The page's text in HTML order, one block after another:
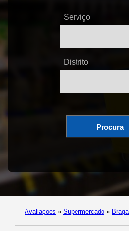
Serviço
Distrito
Procura
Avaliaçoes » Supermercado » Braga